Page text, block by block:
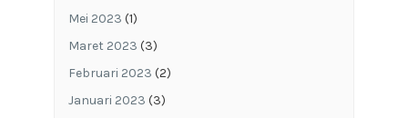
Mei 2023 (1)
Maret 2023 (3)
Februari 2023 (2)
Januari 2023 (3)